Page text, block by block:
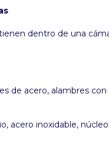
dentro de una
de acero, alambres
acero inoxidable,